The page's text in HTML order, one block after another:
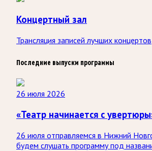
Концертный зал
Трансляция записей лучших концертов
Последние выпуски программы
26 июля 2026
«Театр начинается с
26 июля отправляемся в Нижний
будем слушать программу под